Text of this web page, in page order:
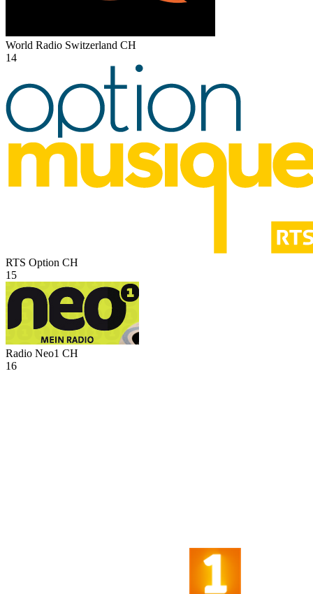
World Radio Switzerland CH
14
RTS Option CH
15
Radio Neo1 CH
16